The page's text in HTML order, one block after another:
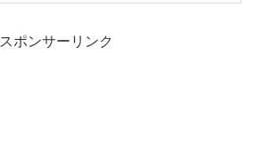
スポンサーリンク